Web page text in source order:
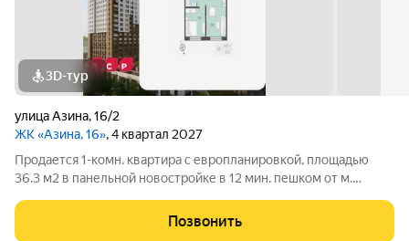
3D-тур
улица Азина,16/2
ЖК «Азина, 16», 4 квартал 2027
Продается 1-комн. квартира с европланировкой, площадью
36.3 м2 в панельной новостройке в 12 мин. пешком от м.
ипотечных средств, есть военная ипотека. Жилая площадь 10
м2, кухня 15.9 м2, отделка
Позвонить